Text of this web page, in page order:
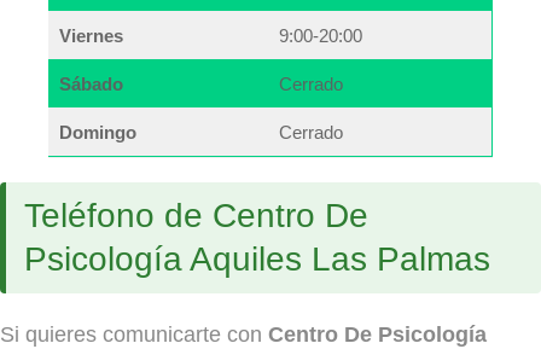
Viernes 9:00-20:00
Sábado Cerrado
Domingo Cerrado
Teléfono de Centro De
Psicología Aquiles Las Palmas
Si quieres comunicarte con Centro De Psicología